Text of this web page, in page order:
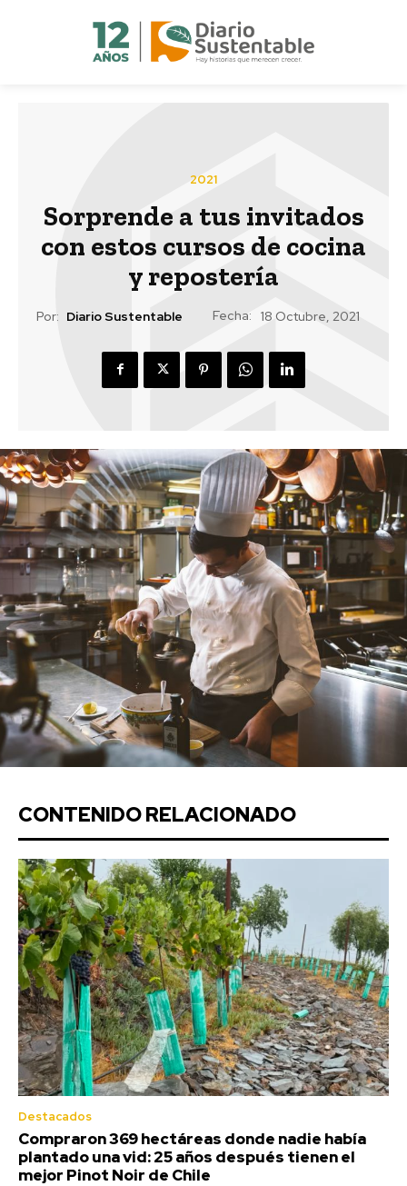
2021
Sorprende a tus invitados
con estos cursos de cocina
y repostería
Por: Diario Sustentable Fecha: 18 Octubre, 2021
CONTENIDO RELACIONADO
Destacados
Compraron 369 hectáreas donde nadie había
plantado una vid: 25 años después tienen el
mejor Pinot Noir de Chile